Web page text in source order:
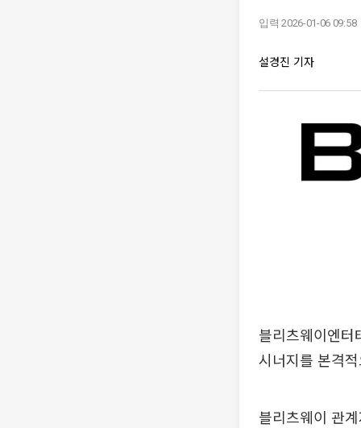
입력 2026-01-06 09:58
설경진 기자
블리츠웨이엔
시너지를 본격
블리츠웨이 관